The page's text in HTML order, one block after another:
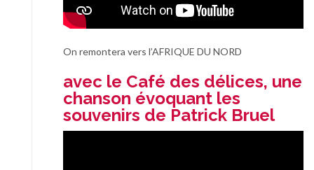
On remontera vers l’AFRIQUE DU NORD
avec le Café des délices, une
chanson évoquant les
souvenirs de Patrick Bruel